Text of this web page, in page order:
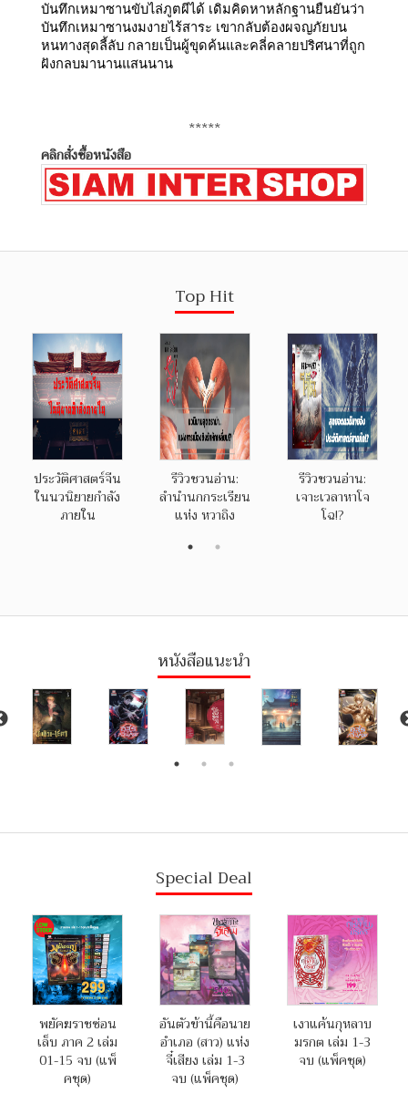
บันทึกเหมาซานขับไล่ภูตผีได้ เดิมคิดหาหลักฐานยืนยันว่า
บันทึกเหมาซานงมงายไร้สาระ เขากลับต้องผจญภัยบน
หนทางสุดลี้ลับ กลายเป็นผู้ขุดค้นและคลี่คลายปริศนาที่ถูก
ฝังกลบมานานแสนนาน
*****
คลิกสั่งซื้อหนังสือ
Top Hit
ประวัติศาสตร์จีน
ในนวนิยายกำลัง
ภายใน
รีวิวชวนอ่าน:
ลำนำนกกระเรียน
แห่ง หวาถิง
รีวิวชวนอ่าน:
เจาะเวลาหาโจ
โฉ!?
หนังสือแนะนำ
Special Deal
พยัคฆราชซ่อน
เล็บ ภาค 2 เล่ม
01-15 จบ (แพ็
คชุด)
อันตัวข้านี้คือนาย
อำเภอ (สาว) แห่ง
จี๋เสียง เล่ม 1-3
จบ (แพ็คชุด)
เงาแค้นกุหลาบ
มรกต เล่ม 1-3
จบ (แพ็คชุด)